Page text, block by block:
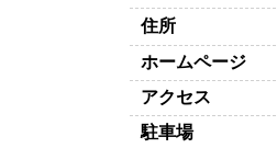
住所
ホームページ
アクセス
駐車場